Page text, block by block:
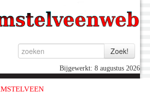
Bijgewerkt: 8 augustus 2026